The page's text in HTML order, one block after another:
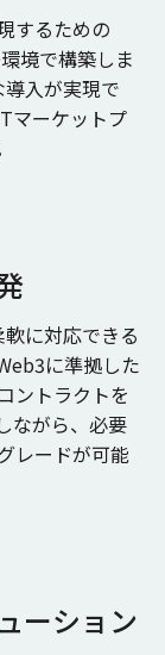
するための
境で構築しま
入が実現で
マーケットプ
に対応できる
に準拠した
ントラクトを
ながら、必要
レードが可能
ーション